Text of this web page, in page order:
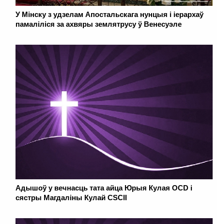
У Мінску з удзелам Апостальскага нунцыя і іерархаў
памаліліся за ахвяры землятрусу ў Венесуэле
Адышоў у вечнасць тата айца Юрыя Кулая OCD і
сястры Магдаліны Кулай CSCII